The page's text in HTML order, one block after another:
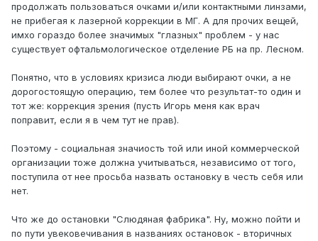
продолжать пользоваться очками и/или контактными линзами,
не прибегая к лазерной коррекции в МГ. А для прочих вещей,
имхо гораздо более значимых "глазных" проблем - у нас
существует офтальмологическое отделение РБ на пр. Лесном.
Понятно, что в условиях кризиса люди выбирают очки, а не
дорогостоящую операцию, тем более что результат-то один и
тот же: коррекция зрения (пусть Игорь меня как врач
поправит, если я в чем тут не прав).
Поэтому - социальная значиость той или иной коммерческой
организации тоже должна учитываться, независимо от того,
поступила от нее просьба назвать остановку в честь себя или
нет.
Что же до остановки "Слюдяная фабрика". Ну, можно пойти и
по пути увековечивания в названиях остановок - вторичных